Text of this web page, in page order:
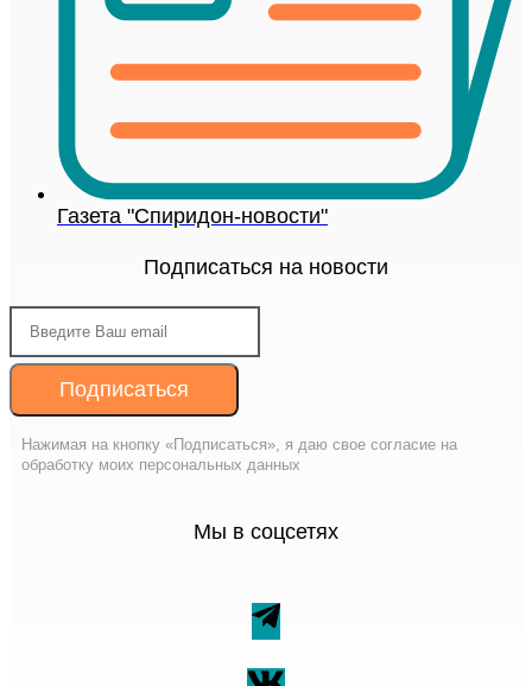
Газета "Спиридон-новости"
Подписаться на новости
Подписаться
Нажимая на кнопку «Подписаться», я даю свое согласие на
обработку моих персональных данных
Мы в соцсетях